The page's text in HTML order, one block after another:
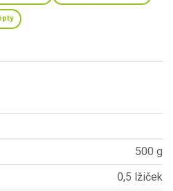
500 g
0,5 lžiček